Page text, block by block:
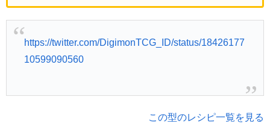
https://twitter.com/DigimonTCG_ID/status/18426177
10599090560
この型のレシピ一覧を見る